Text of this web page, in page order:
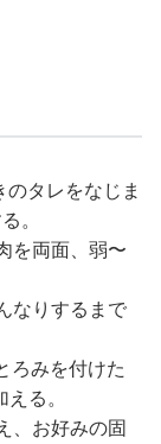
タレをなじま
。
を両面、弱〜
なりするまで
ろみを付けた
る。
、お好みの固